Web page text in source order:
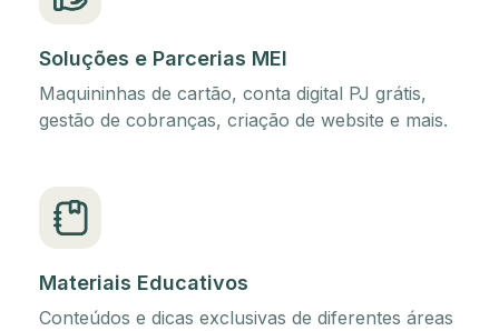
Soluções e Parcerias MEI
Maquininhas de cartão, conta digital PJ grátis,
gestão de cobranças, criação de website e mais.
Materiais Educativos
Conteúdos e dicas exclusivas de diferentes áreas